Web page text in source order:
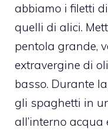
abbiamo i filetti
quelli di alici.
pentola grande,
extravergine di
basso. Durante
gli spaghetti in
all’interno acqua